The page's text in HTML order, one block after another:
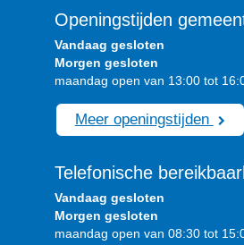
Openingstijden
Vandaag gesloten
Morgen gesloten
maandag open van 13:00 tot
Meer openingstijden
Telefonische
Vandaag gesloten
Morgen gesloten
maandag open van 08:30 tot